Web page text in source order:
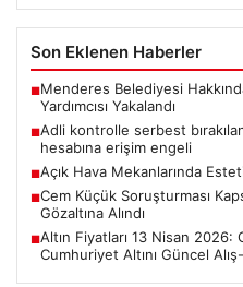
Son Eklenen Haberler
■Menderes Belediyesi
Yardımcısı Yakalandı
■Adli kontrolle serbest
hesabına erişim engeli
■Açık Hava Mekanlarında
■Cem Küçük Soruşturması
Gözaltına Alındı
■Altın Fiyatları 13 Nisan 2026:
Cumhuriyet Altını Güncel